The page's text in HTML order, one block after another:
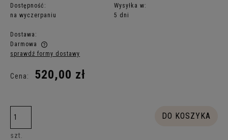
Dostępność:
na wyczerpaniu
Wysyłka w:
5 dni
Dostawa:
Darmowa
Cena nie zawiera ewentualnych kosztów płatności
sprawdź formy dostawy
Cena: 520,00 zł
szt.
DO KOSZYKA